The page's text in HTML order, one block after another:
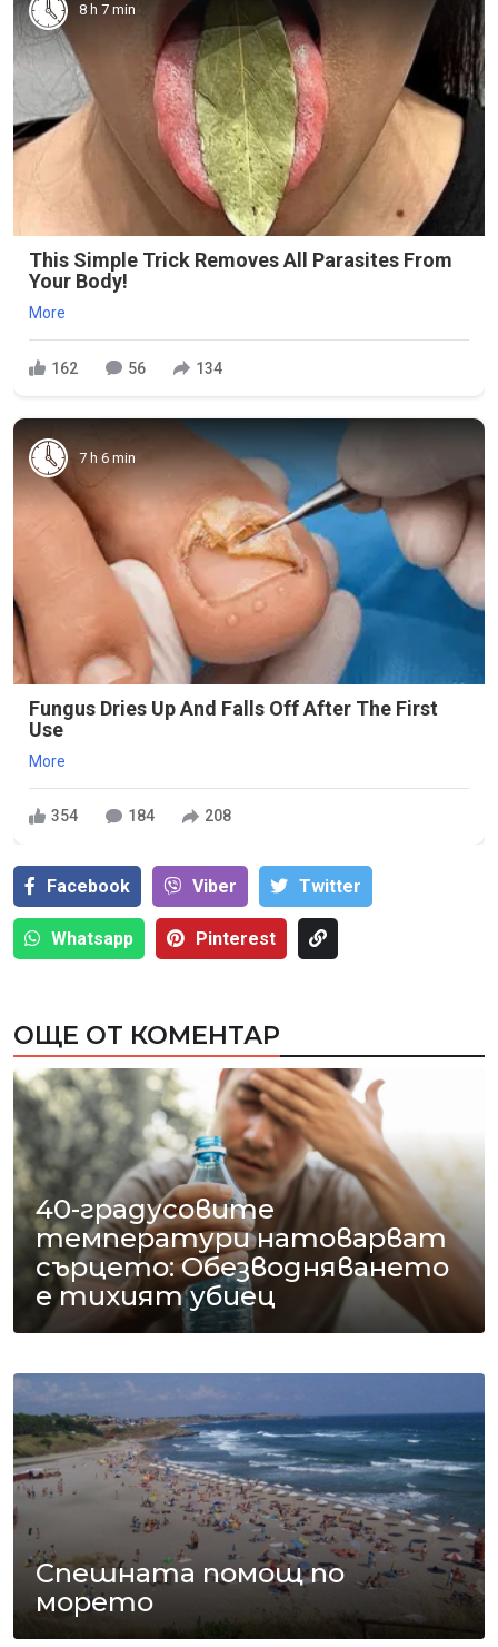
8 h 7 min
This Simple Trick Removes All Parasites From
Your Body!
More
162 56 134
7 h 6 min
Fungus Dries Up And Falls Off After The First
Use
More
354 184 208
Facebook Viber Тwitter
Whatsapp Pinterest
ОЩЕ ОТ КОМЕНТАР
40-градусовите
температури натоварват
сърцето: Обезводняването
е тихият убиец
Спешната помощ по
морето